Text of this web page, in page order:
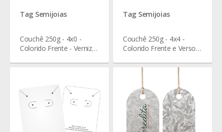
Tag Semijoias
Couchê 250g - 4x0 -
Colorido Frente - Verniz
Tag Semijoias
Couchê 250g - 4x4 -
Colorido Frente e Verso -
4,5 cm